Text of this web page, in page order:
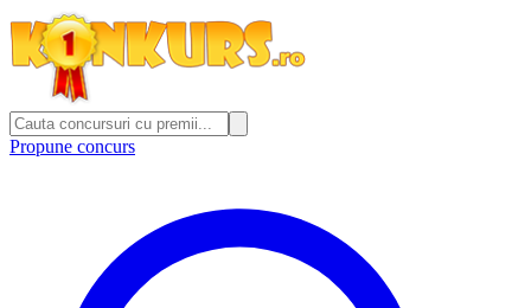
Propune concurs